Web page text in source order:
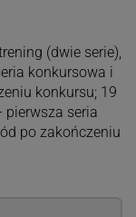
(dwie serie),
konkursowa i
konkursu; 19
pierwsza seria
po zakończeniu